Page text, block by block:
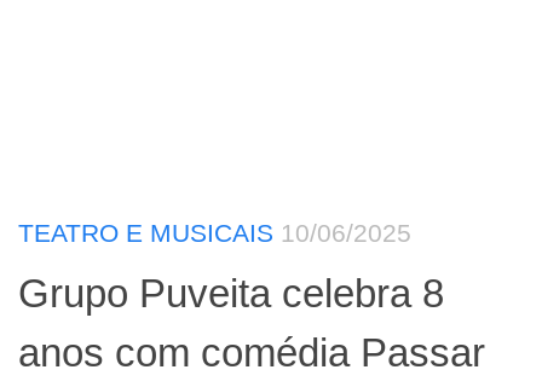
TEATRO E MUSICAIS 10/06/2025
Grupo Puveita celebra 8
anos com comédia Passar